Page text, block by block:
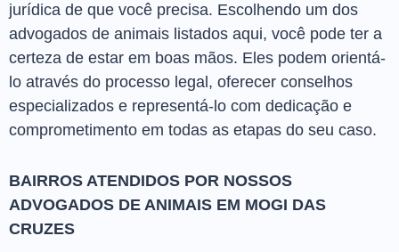
jurídica de que você precisa. Escolhendo um dos
advogados de animais listados aqui, você pode ter a
certeza de estar em boas mãos. Eles podem orientá-
lo através do processo legal, oferecer conselhos
especializados e representá-lo com dedicação e
comprometimento em todas as etapas do seu caso.
BAIRROS ATENDIDOS POR NOSSOS
ADVOGADOS DE ANIMAIS EM MOGI DAS
CRUZES